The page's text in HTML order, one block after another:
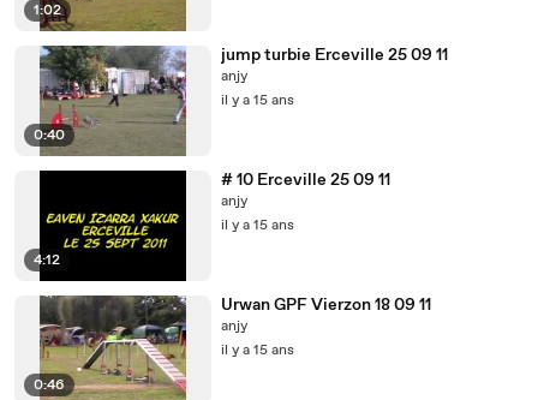
1:02
0:40
jump turbie Erceville 25 09 11
anjy
il y a 15 ans
4:12
# 10 Erceville 25 09 11
anjy
il y a 15 ans
0:46
Urwan GPF Vierzon 18 09 11
anjy
il y a 15 ans